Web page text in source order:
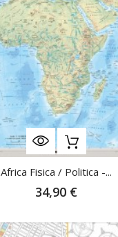
Africa Fisica / Politica -...
34,90 €